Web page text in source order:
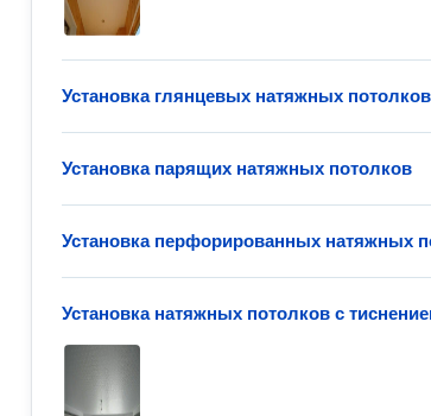
Установка глянцевых натяжных потолков
Установка парящих натяжных потолков
Установка перфорированных натяжных
Установка натяжных потолков с